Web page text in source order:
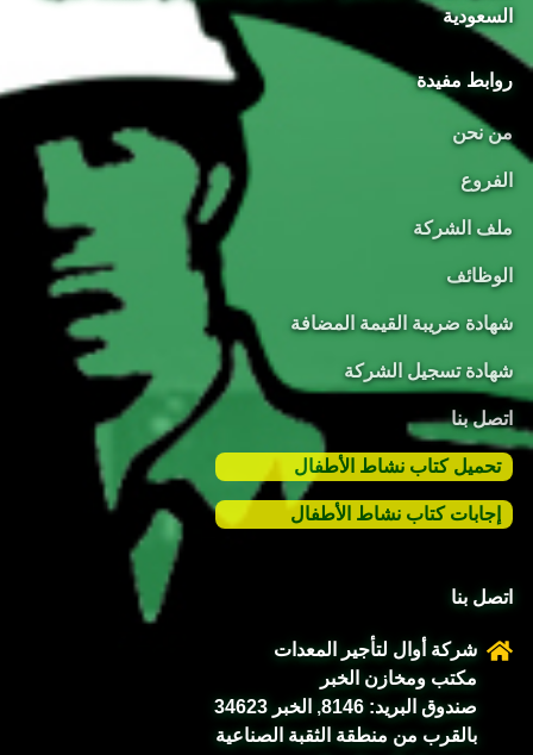
السعودية
روابط مفيدة
من نحن
الفروع
ملف الشركة
الوظائف
شهادة ضريبة القيمة المضافة
شهادة تسجيل الشركة
اتصل بنا
تحميل كتاب نشاط الأطفال
إجابات كتاب نشاط الأطفال
اتصل بنا
شركة أوال لتأجير المعدات
مكتب ومخازن الخبر
صندوق البريد: 8146, الخبر 34623
بالقرب من منطقة الثقبة الصناعية